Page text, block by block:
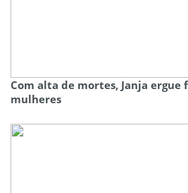
Com alta de mortes, Janja ergue
mulheres